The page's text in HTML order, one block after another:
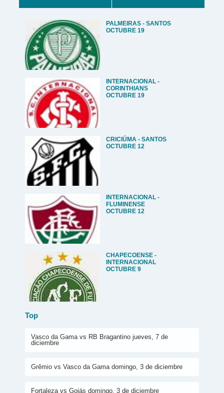
PALMEIRAS - SANTOS
OCTUBRE 19
INTERNACIONAL -
CORINTHIANS
OCTUBRE 19
CRICIÚMA - SANTOS
OCTUBRE 12
INTERNACIONAL -
FLUMINENSE
OCTUBRE 12
CHAPECOENSE -
INTERNACIONAL
OCTUBRE 9
Top
Vasco da Gama vs RB Bragantino jueves, 7 de
diciembre
Grêmio vs Vasco da Gama domingo, 3 de diciembre
Fortaleza vs Goiás domingo, 3 de diciembre